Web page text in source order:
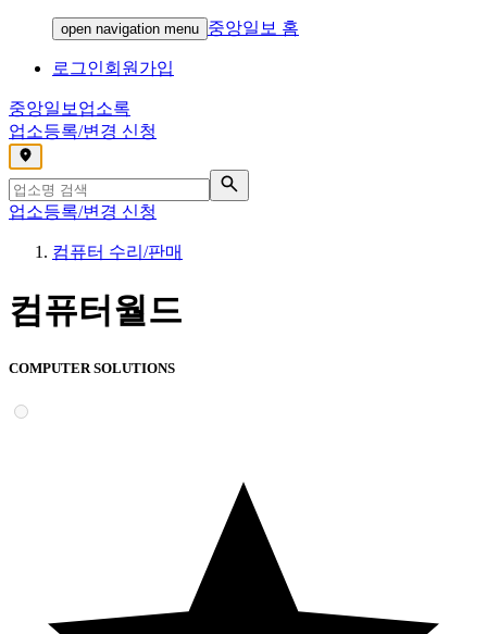
open navigation menu 중앙일보 홈
로그인회원가입
중앙일보 업소록
업소등록/변경 신청
,
업소등록/변경 신청
컴퓨터 수리/판매
컴퓨터월드
COMPUTER SOLUTIONS